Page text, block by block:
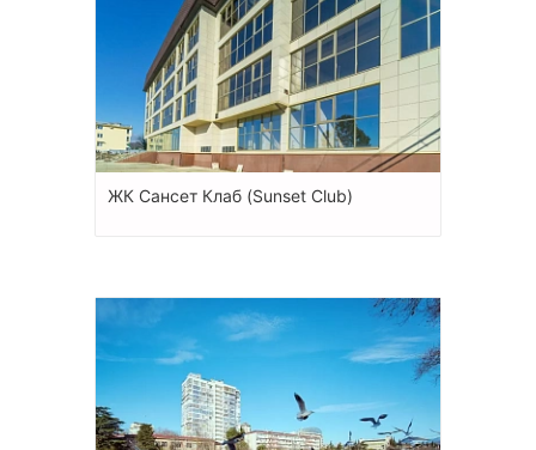
ЖК Сансет Клаб (Sunset Club)